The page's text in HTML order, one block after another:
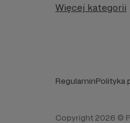
Więcej kategorii
RegulaminPolityka
Copyright 2026 ©